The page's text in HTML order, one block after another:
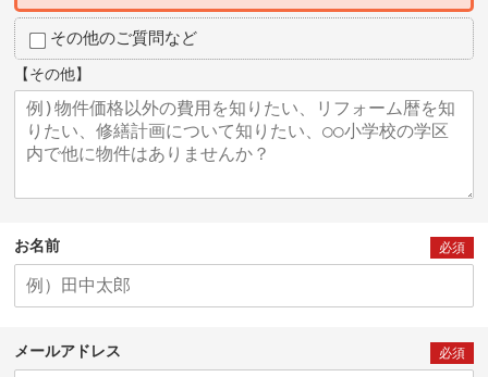
その他のご質問など
【その他】
お名前 必須
メールアドレス 必須